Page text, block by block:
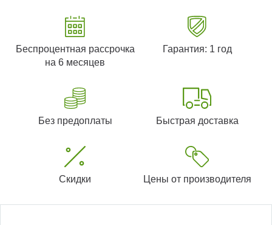
Беспроцентная рассрочка
на 6 месяцев
Гарантия: 1 год
Без предоплаты Быстрая доставка
Скидки Цены от производителя